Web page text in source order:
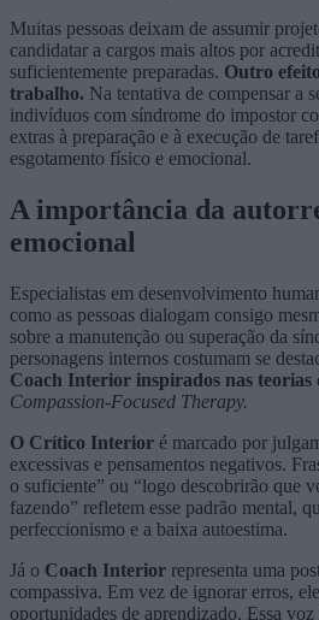
Muitas pessoas deixam de assumir
candidatar a cargos mais altos por
suficientemente preparadas. Outro
trabalho. Na tentativa de compensar a
indivíduos com síndrome do impostor
extras à preparação e à execução de
esgotamento físico e emocional.
A importância da
emocional
Especialistas em desenvolvimento
como as pessoas dialogam consigo
sobre a manutenção ou superação da
personagens internos costumam se
Coach Interior inspirados nas teorias
Compassion-Focused Therapy.
O Crítico Interior é marcado por
excessivas e pensamentos negativos.
o suficiente” ou “logo descobrirão que
fazendo” refletem esse padrão mental,
perfeccionismo e a baixa autoestima.
Já o Coach Interior representa uma
compassiva. Em vez de ignorar erros,
oportunidades de aprendizado. Essa